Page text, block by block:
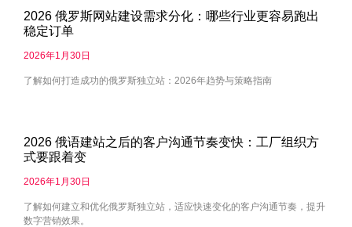
2026 俄罗斯网站建设需求分化：哪些行业更容易跑出
稳定订单
2026年1月30日
了解如何打造成功的俄罗斯独立站：2026年趋势与策略指南
2026 俄语建站之后的客户沟通节奏变快：工厂组织方
式要跟着变
2026年1月30日
了解如何建立和优化俄罗斯独立站，适应快速变化的客户沟通节奏，提升
数字营销效果。